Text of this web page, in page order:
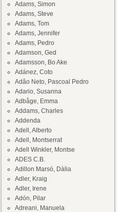
Adams, Simon
Adams, Steve
Adams, Tom
Adams, Jennifer
Adams, Pedro
Adamson, Ged
Adamsson, Bo Ake
Adánez, Coto
Adâo Neto, Pascoal Pedro
Adario, Susanna
Adbåge, Emma
Addams, Charles
Addenda
Adell, Alberto
Adell, Montserrat
Adell Winkler, Montse
ADES C.B.
Adillon Marsó, Dàlia
Adler, Kraig
Adler, Irene
Adón, Pilar
Adreani, Manuela